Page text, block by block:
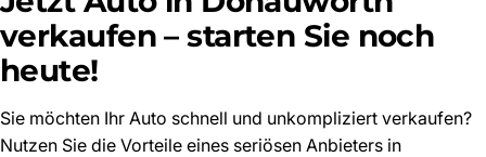
verkaufen – starten Sie noch
heute!
Sie möchten Ihr Auto schnell und unkompliziert verkaufen?
Nutzen Sie die Vorteile eines seriösen Anbieters in